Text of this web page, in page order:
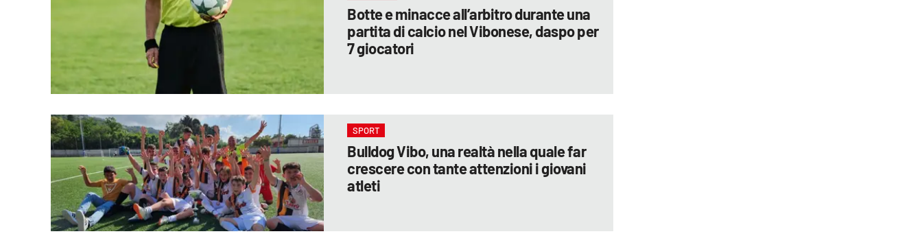
Botte e minacce all’arbitro durante una
partita di calcio nel Vibonese, daspo per
7 giocatori
SPORT
Bulldog Vibo, una realtà nella quale far
crescere con tante attenzioni i giovani
atleti